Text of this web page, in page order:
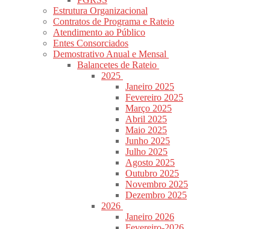
Estrutura Organizacional
Contratos de Programa e Rateio
Atendimento ao Público
Entes Consorciados
Demostrativo Anual e Mensal
Balancetes de Rateio
2025
Janeiro 2025
Fevereiro 2025
Março 2025
Abril 2025
Maio 2025
Junho 2025
Julho 2025
Agosto 2025
Outubro 2025
Novembro 2025
Dezembro 2025
2026
Janeiro 2026